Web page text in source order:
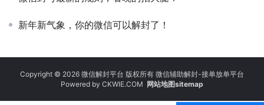
新年新气象，你的微信可以解封了！
Copyright © 2026 微信解封平台 版权所有 微信辅助解封-接单放单平台
Powered by CKWIE.COM 网站地图sitemap